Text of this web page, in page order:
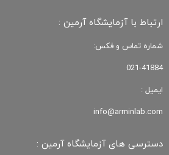
ارتباط با آزمایشگاه آرمین :
شماره تماس و فکس:
021-41884
ایمیل :
info@arminlab.com
دسترسی های آزمایشگاه آرمین :